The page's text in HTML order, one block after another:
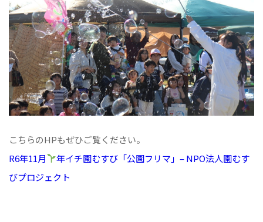
こちらのHPもぜひご覧ください。
R6年11月
年イチ園むすび「公園フリマ」– NPO法人園むす
びプロジェクト